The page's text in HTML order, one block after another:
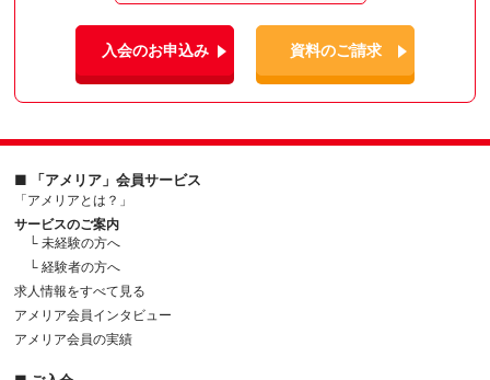
入会のお申込み 資料のご請求
■ 「アメリア」会員サービス
「アメリアとは？」
サービスのご案内
└ 未経験の方へ
└ 経験者の方へ
求人情報をすべて見る
アメリア会員インタビュー
アメリア会員の実績